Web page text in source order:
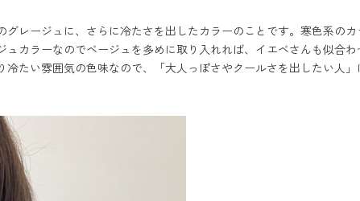
レージュに、さらに冷たさを出したカラーのことです。寒色系のカ
カラーなのでベージュを多めに取り入れれば、イエベさんも似合わ
たい雰囲気の色味なので、「大人っぽさやクールさを出したい人」